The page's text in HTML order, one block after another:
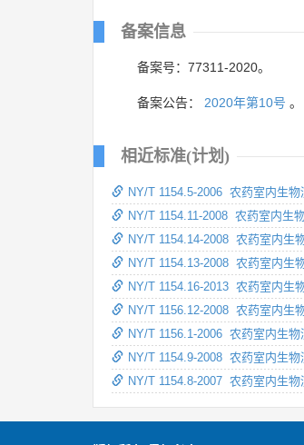
备案信息
备案号：77311-2020。
备案公告： 2020年第10号 。
相近标准(计划)
NY/T 1154.5-2006 农药室内生
NY/T 1154.11-2008 农药室内生
NY/T 1154.14-2008 农药室内生
NY/T 1154.13-2008 农药室内生
NY/T 1154.16-2013 农药室内生
NY/T 1156.12-2008 农药室内生
NY/T 1156.1-2006 农药室内生
NY/T 1154.9-2008 农药室内生
NY/T 1154.8-2007 农药室内生